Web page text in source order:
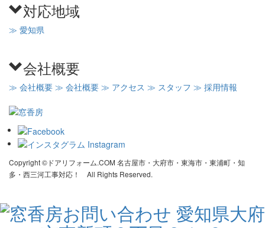
対応地域
≫ 愛知県
会社概要
≫ 会社概要 ≫ 会社概要 ≫ アクセス ≫ スタッフ ≫ 採用情報
Copyright ©ドアリフォーム.COM 名古屋市・大府市・東海市・東浦町・知
多・西三河工事対応！ All Rights Reserved.